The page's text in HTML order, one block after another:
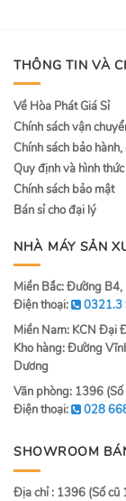
THÔNG TIN VÀ
Về Hòa Phát Giá Sỉ
Chính sách vận
Chính sách bảo
Quy định và hình
Chính sách bảo mật
Bán sỉ cho đại lý
NHÀ MÁY SẢN
Miền Bắc: Đường B4,
Điện thoại:
0321.3
Miền Nam: KCN Đại
Kho hàng: Đường
Dương
Văn phòng: 1396
Điện thoại:
028
SHOWROOM
Địa chỉ : 1396 (Số cũ